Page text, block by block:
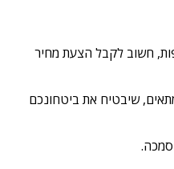
חשוב לקבל הצעת מחיר
שיבטיח את ביטחונכם